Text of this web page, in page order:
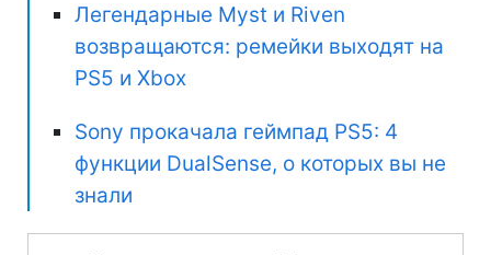
Легендарные Myst и Riven
возвращаются: ремейки выходят на
PS5 и Xbox
Sony прокачала геймпад PS5: 4
функции DualSense, о которых вы не
знали